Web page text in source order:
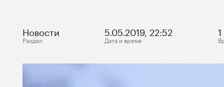
Новости
Раздел
5.05.2019, 22:52
Дата и время
1